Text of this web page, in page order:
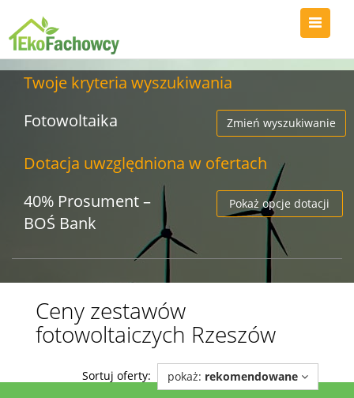
Twoje kryteria wyszukiwania
Zmień wyszukiwanie
Fotowoltaika
Dotacja uwzględniona w ofertach
Pokaż opcje dotacji
40% Prosument –
BOŚ Bank
Ceny zestawów
fotowoltaiczych Rzeszów
Sortuj oferty: pokaż: rekomendowane